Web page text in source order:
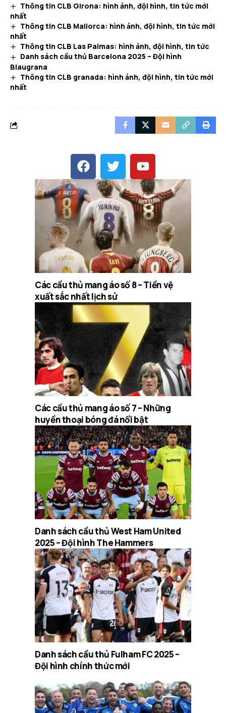
Thông tin CLB Girona: hình ảnh, đội hình, tin tức mới
nhất
Thông tin CLB Mallorca: hình ảnh, đội hình, tin tức mới
nhất
Thông tin CLB Las Palmas: hình ảnh, đội hình, tin tức
Danh sách cầu thủ Barcelona 2025 – Đội hình
Blaugrana
Thông tin CLB granada: hình ảnh, đội hình, tin tức mới
nhất
Các cầu thủ mang áo số 8 – Tiền vệ
xuất sắc nhất lịch sử
Các cầu thủ mang áo số 7 – Những
huyền thoại bóng đá nổi bật
Danh sách cầu thủ West Ham United
2025 – Đội hình The Hammers
Danh sách cầu thủ Fulham FC 2025 –
Đội hình chính thức mới